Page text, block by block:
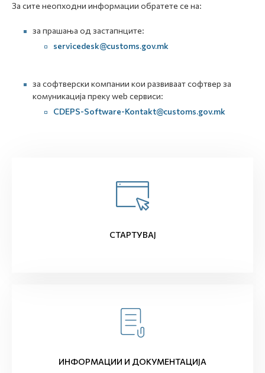
За сите неопходни информации обратете се на:
за прашања од застапнците:
servicedesk@customs.gov.mk
за софтверски компании кои развиваат софтвер за
комуникација преку web сервиси:
CDEPS-Software-Kontakt@customs.gov.mk
СТАРТУВАЈ
ИНФОРМАЦИИ И ДОКУМЕНТАЦИЈА